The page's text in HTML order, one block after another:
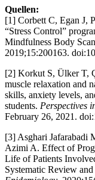
Quellen:
[1] Corbett C, Egan J,
“Stress Control”
Mindfulness Body
2019;15:200163.
[2] Korkut S, Ülker T,
muscle relaxation and
skills, anxiety levels,
students. Perspectives
February 26, 2021.
[3] Asghari Jafarabadi
Azimi A. Effect of
Life of Patients
Systematic Review